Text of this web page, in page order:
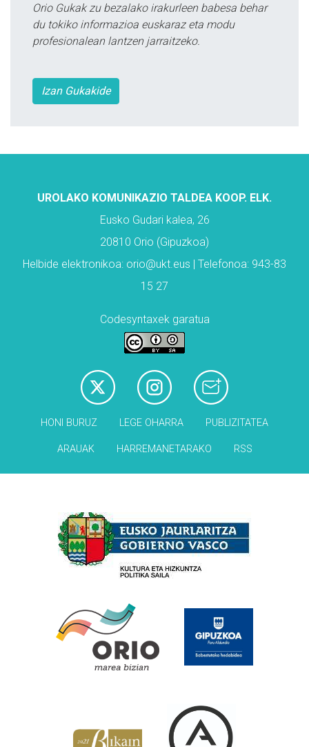
Orio Gukak zu bezalako irakurleen babesa behar
du tokiko informazioa euskaraz eta modu
profesionalean lantzen jarraitzeko.
Izan Gukakide
UROLAKO KOMUNIKAZIO TALDEA KOOP. ELK.
Eusko Gudari kalea, 26
20810 Orio (Gipuzkoa)
Helbide elektronikoa: orio@ukt.eus | Telefonoa: 943-83
15 27
Codesyntaxek garatua
HONI BURUZ LEGE OHARRA PUBLIZITATEA
ARAUAK HARREMANETARAKO RSS